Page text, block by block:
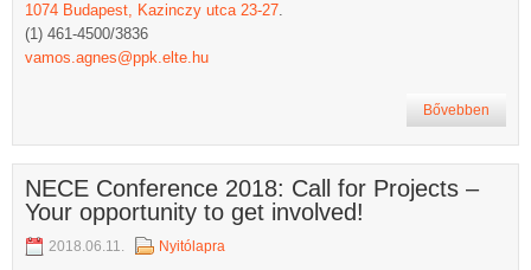
1074 Budapest, Kazinczy utca 23-27.
(1) 461-4500/3836
vamos.agnes@ppk.elte.hu
Bővebben
NECE Conference 2018: Call for Projects –
Your opportunity to get involved!
2018.06.11. Nyitólapra